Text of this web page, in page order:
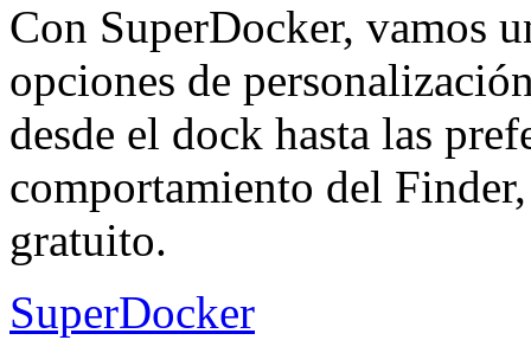
Con SuperDocker, vamos
opciones de
desde el dock hasta las
comportamiento del
gratuito.
SuperDocker